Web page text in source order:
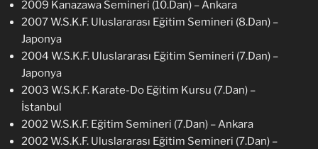
2009 Kanazawa Semineri (10.Dan) – Ankara
2007 W.S.K.F. Uluslararası Eğitim Semineri (8.Dan) –
Japonya
2004 W.S.K.F. Uluslararası Eğitim Semineri (7.Dan) –
Japonya
2003 W.S.K.F. Karate-Do Eğitim Kursu (7.Dan) –
İstanbul
2002 W.S.K.F. Eğitim Semineri (7.Dan) – Ankara
2002 W.S.K.F. Uluslararası Eğitim Semineri (7.Dan) –